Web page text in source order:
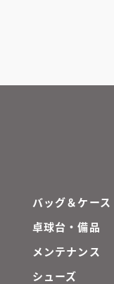
バッグ＆ケース
卓球台・備品
メンテナンス
シューズ